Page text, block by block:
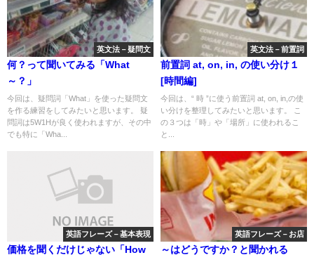
英文法－疑問文
何？って聞いてみる「What
～？」
今回は、疑問詞「What」を使った疑問文
を作る練習をしてみたいと思います。 疑
問詞は5W1Hが良く使われますが、その中
でも特に「Wha...
英文法－前置詞
前置詞 at, on, in, の使い分け１
[時間編]
今回は、“ 時 ”に使う前置詞 at, on, in,の使
い分けを整理してみたいと思います。 こ
の３つは「時」や「場所」に使われるこ
と...
英語フレーズ－基本表現
価格を聞くだけじゃない「How
英語フレーズ－お店
～はどうですか？と聞かれる